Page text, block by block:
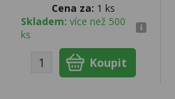
Cena za: 1 ks
Skladem: více než 500
ks